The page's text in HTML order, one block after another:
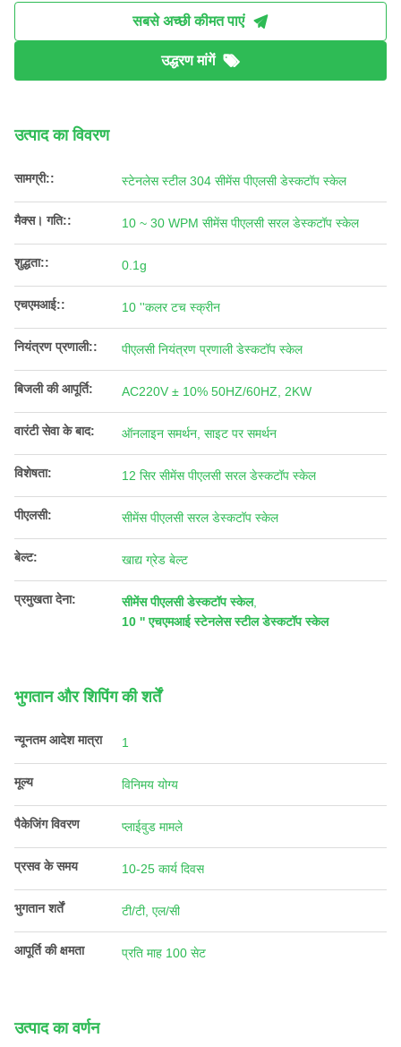
सबसे अच्छी कीमत पाएं
उद्धरण मांगें
उत्पाद का विवरण
सामग्री:: स्टेनलेस स्टील 304 सीमेंस पीएलसी डेस्कटॉप स्केल
मैक्स। गति:: 10 ~ 30 WPM सीमेंस पीएलसी सरल डेस्कटॉप स्केल
शुद्धता:: 0.1g
एचएमआई:: 10 ''कलर टच स्क्रीन
नियंत्रण प्रणाली:: पीएलसी नियंत्रण प्रणाली डेस्कटॉप स्केल
बिजली की आपूर्ति: AC220V ± 10% 50HZ/60HZ, 2KW
वारंटी सेवा के बाद: ऑनलाइन समर्थन, साइट पर समर्थन
विशेषता: 12 सिर सीमेंस पीएलसी सरल डेस्कटॉप स्केल
पीएलसी: सीमेंस पीएलसी सरल डेस्कटॉप स्केल
बेल्ट: खाद्य ग्रेड बेल्ट
प्रमुखता देना: सीमेंस पीएलसी डेस्कटॉप स्केल,
10 '' एचएमआई स्टेनलेस स्टील डेस्कटॉप स्केल
भुगतान और शिपिंग की शर्तें
न्यूनतम आदेश मात्रा 1
मूल्य विनिमय योग्य
पैकेजिंग विवरण प्लाईवुड मामले
प्रसव के समय 10-25 कार्य दिवस
भुगतान शर्तें टी/टी, एल/सी
आपूर्ति की क्षमता प्रति माह 100 सेट
उत्पाद का वर्णन